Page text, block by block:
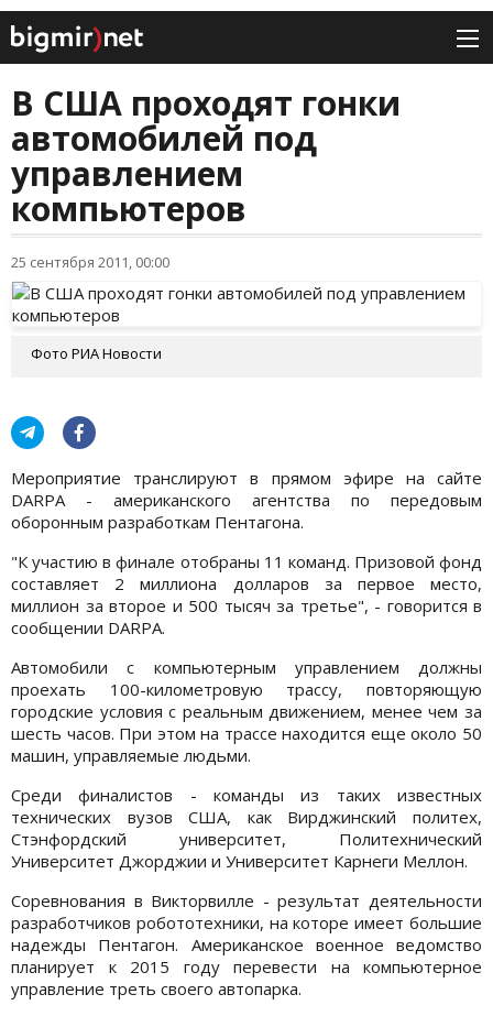
В США проходят гонки
автомобилей под
управлением
компьютеров
25 сентября 2011, 00:00
Фото РИА Новости
Мероприятие транслируют в прямом эфире на сайте
DARPA - американского агентства по передовым
оборонным разработкам Пентагона.
"К участию в финале отобраны 11 команд. Призовой фонд
составляет 2 миллиона долларов за первое место,
миллион за второе и 500 тысяч за третье", - говорится в
сообщении DARPA.
Автомобили с компьютерным управлением должны
проехать 100-километровую трассу, повторяющую
городские условия с реальным движением, менее чем за
шесть часов. При этом на трассе находится еще около 50
машин, управляемые людьми.
Среди финалистов - команды из таких известных
технических вузов США, как Вирджинский политех,
Стэнфордский университет, Политехнический
Университет Джорджии и Университет Карнеги Меллон.
Соревнования в Викторвилле - результат деятельности
разработчиков робототехники, на которе имеет большие
надежды Пентагон. Американское военное ведомство
планирует к 2015 году перевести на компьютерное
управление треть своего автопарка.